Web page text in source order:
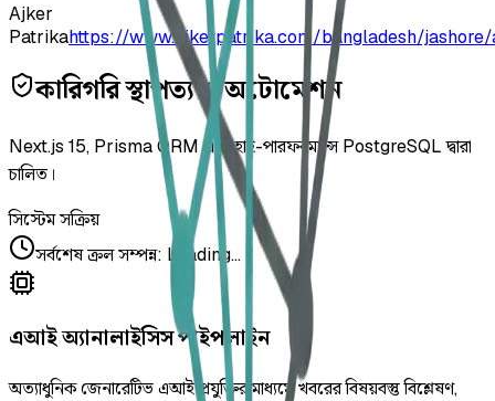
Ajker
Patrikahttps://www.ajkerpatrika.com/bangladesh/
কারিগরি স্থাপত্য ও অটোমেশন
Next.js 15, Prisma ORM এবং হাই-পারফরম্যান্স PostgreSQL দ্বারা
চালিত।
সিস্টেম সক্রিয়
সর্বশেষ ক্রল সম্পন্ন: Loading...
এআই অ্যানালাইসিস পাইপলাইন
অত্যাধুনিক জেনারেটিভ এআই প্রযুক্তির মাধ্যমে খবরের বিষয়বস্তু বিশ্লেষণ,